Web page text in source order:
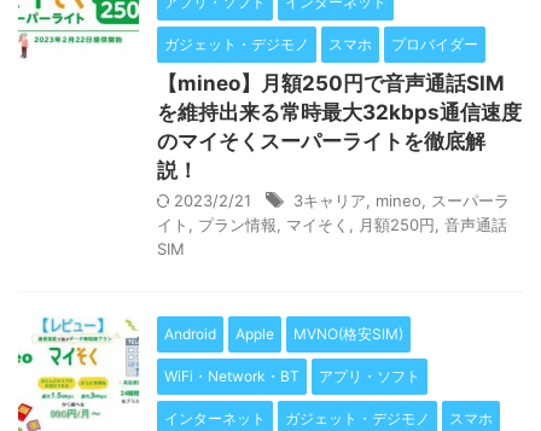
ガジェット・デジモノ スマホ プロバイダー
【mineo】月額250円で音声通話SIM
を維持出来る常時最大32kbps通信速度
のマイそくスーパーライトを徹底解
説！
2023/2/21 3キャリア mineo
スーパーラ
イト
プラン情報 マイそく 月額250円 音声通話
SIM
Android Apple MVNO(格安SIM)
WiFi・Network・BT アプリ・ソフト
インターネット ガジェット・デジモノ スマホ